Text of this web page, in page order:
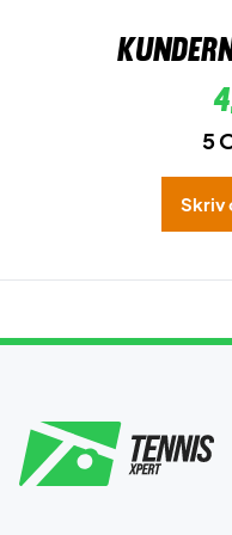
5
Skriv